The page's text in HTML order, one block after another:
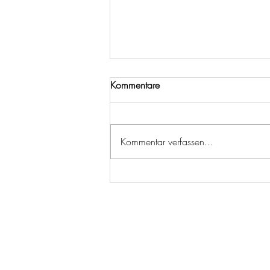
Hotel Königgut: Auszeit vor
Kommentare
Kommentar verfassen...